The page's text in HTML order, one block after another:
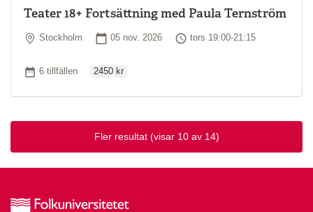
Teater 18+ Fortsättning med Paula Ternström
Plats
Stockholm Startdatum
05 nov. 2026 Tid
tors 19:00-21:15
Antal tillfällen
6 tillfällen 2450 kr
Fler resultat (visar 10 av 14)